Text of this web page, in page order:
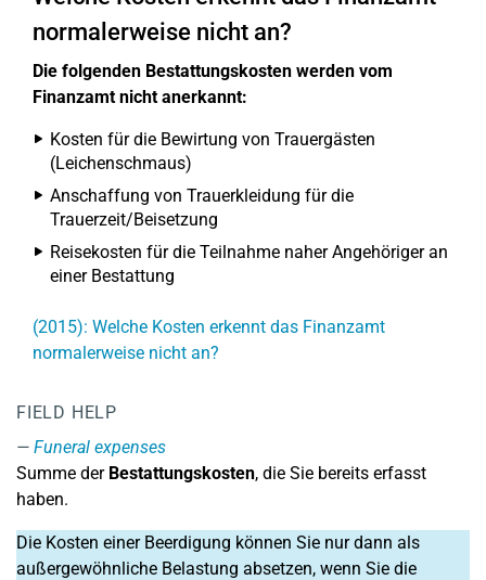
normalerweise nicht an?
Die folgenden Bestattungskosten werden vom
Finanzamt nicht anerkannt:
Kosten für die Bewirtung von Trauergästen
(Leichenschmaus)
Anschaffung von Trauerkleidung für die
Trauerzeit/Beisetzung
Reisekosten für die Teilnahme naher Angehöriger an
einer Bestattung
(2015): Welche Kosten erkennt das Finanzamt
normalerweise nicht an?
FIELD HELP
Funeral expenses
Summe der Bestattungskosten, die Sie bereits erfasst
haben.
Die Kosten einer Beerdigung können Sie nur dann als
außergewöhnliche Belastung absetzen, wenn Sie die